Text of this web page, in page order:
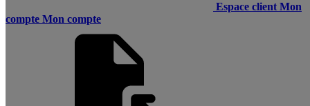
Espace client Mon
compte Mon compte